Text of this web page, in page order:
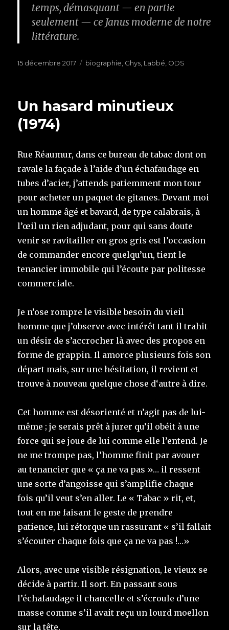
temps, démasquant — en partie
seulement — ce Janus moderne de notre
littérature.
Publié
15 décembre 2017 Étiquettes
biographie Ghys Labbé ODS
Un hasard minutieux
(1974)
Rue Réaumur, dans ce bureau de tabac dont on
ravale la façade à l’aide d’un échafaudage en
tubes d’acier, j’attends patiemment mon tour
pour acheter un paquet de gitanes. Devant moi
un homme âgé et bavard, de type calabrais, à
l’œil un rien adjudant, pour qui sans doute
venir se ravitailler en gros gris est l’occasion
de commander encore quelqu’un, tient le
tenancier immobile qui l’écoute par politesse
commerciale.
Je n’ose rompre le visible besoin du vieil
homme que j’observe avec intérêt tant il trahit
un désir de s’accrocher là avec des propos en
forme de grappin. Il amorce plusieurs fois son
départ mais, sur une hésitation, il revient et
trouve à nouveau quelque chose d‘autre à dire.
Cet homme est désorienté et n’agit pas de lui-
même ; je serais prêt à jurer qu’il obéit à une
force qui se joue de lui comme elle l’entend. Je
ne me trompe pas, l’homme finit par avouer
au tenancier que « ça ne va pas »… il ressent
une sorte d’angoisse qui s’amplifie chaque
fois qu’il veut s’en aller. Le « Tabac » rit, et,
tout en me faisant le geste de prendre
patience, lui rétorque un rassurant « s’il fallait
s’écouter chaque fois que ça ne va pas !…»
Alors, avec une visible résignation, le vieux se
décide à partir.Il sort. En passant sous
l’échafaudage il chancelle et s’écroule d’une
masse comme s’il avait reçu un lourd moellon
sur la tête.